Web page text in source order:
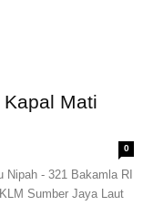
Mati
0
- 321 Bakamla RI
Sumber Jaya Laut